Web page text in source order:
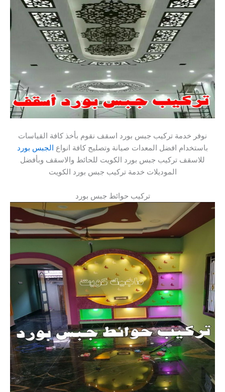
نوفر خدمة تركيب جبس بورد اسقف نقوم بأخذ كافة القياسات
باستخدام افضل المعدات صيانة وتصليح كافة انواع الجبس بورد
للاسقف تركيب جبس بورد الكويت للحائط والاسقف وبأفضل
الموديلات خدمة تركيب جبس بورد الكويت
تركيب حوائط جبس بورد